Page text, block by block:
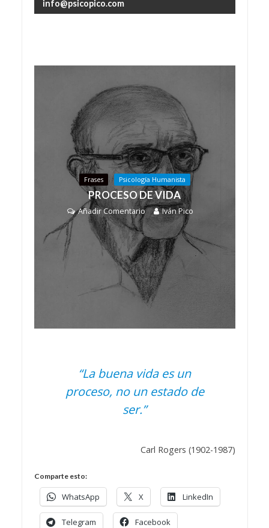
info@psicopico.com
Frases Psicología Humanista
PROCESO DE VIDA
Añadir Comentario Iván Pico
“La buena vida es un
proceso, no un estado de
ser.”
Carl Rogers (1902-1987)
Comparte esto:
WhatsApp X LinkedIn
Telegram Facebook